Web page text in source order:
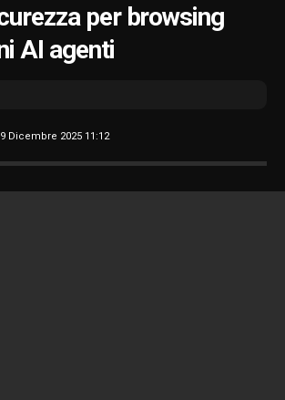
per browsing
AI agenti
Dicembre 2025 11:12